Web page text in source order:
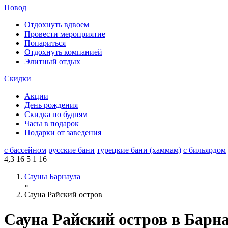
Повод
Отдохнуть вдвоем
Провести мероприятие
Попариться
Отдохнуть компанией
Элитный отдых
Скидки
Акции
День рождения
Скидка по будням
Часы в подарок
Подарки от заведения
с бассейном русские бани турецкие бани (хаммам) с бильярдом
4,3 16 5 1 16
Сауны Барнаула
»
Сауна Райский остров
Сауна Райский остров в